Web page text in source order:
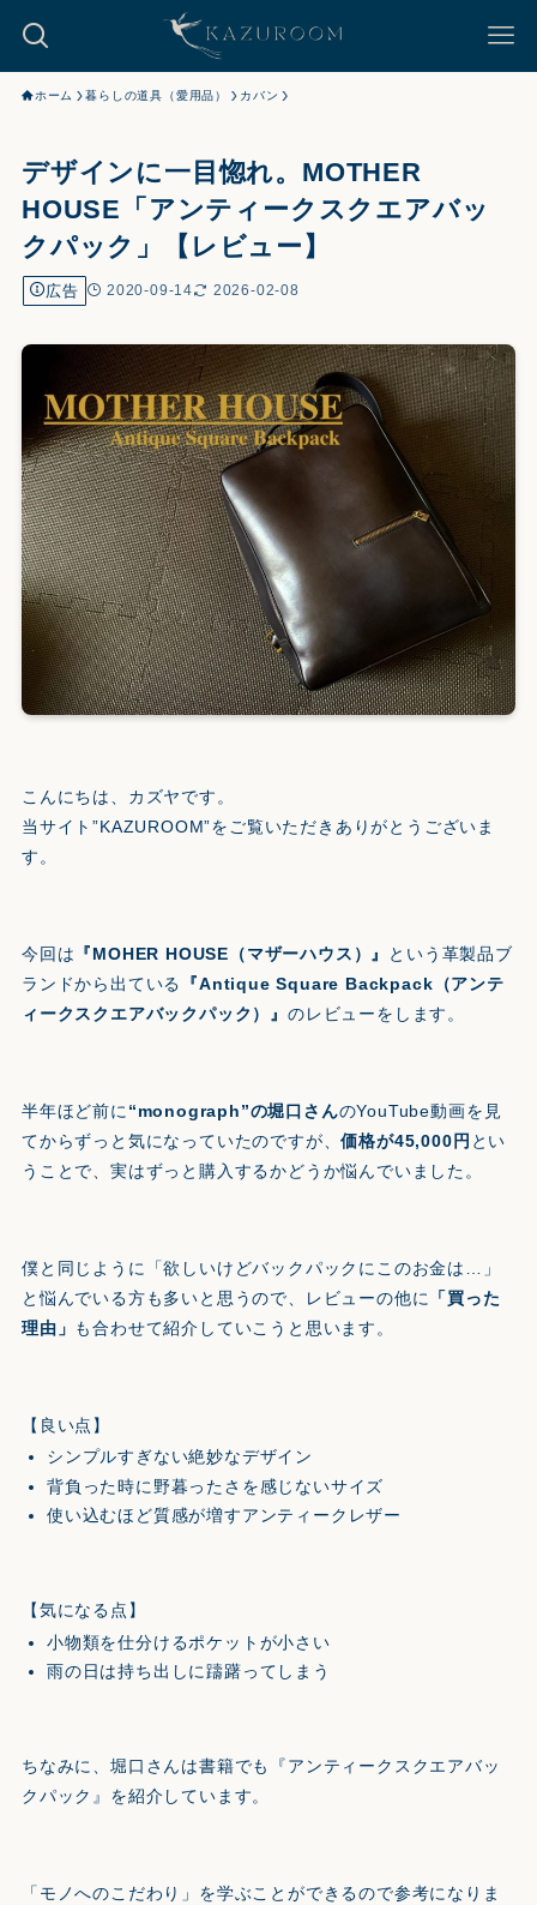
ホーム 暮らしの道具（愛用品） カバン
デザインに一目惚れ。MOTHER
HOUSE「アンティークスクエアバッ
クパック」【レビュー】
広告 2020-09-14 2026-02-08
こんにちは、カズヤです。
当サイト”KAZUROOM”をご覧いただきありがとうございま
す。
今回は 『MOHER HOUSE（マザーハウス）』
という革製品ブ
ランドから出ている
『Antique Square Backpack（アンテ
ィークスクエアバックパック）』のレビューをします。
半年ほど前に “monograph”の堀口さんのYouTube動画を見
てからずっと気になっていたのですが、価格が45,000円 とい
うことで、実はずっと購入するかどうか悩んでいました。
僕と同じように「欲しいけどバックパックにこのお金は…」
と悩んでいる方も多いと思うので、レビューの他に
「買った
理由」 も合わせて紹介していこうと思います。
【良い点】
シンプルすぎない絶妙なデザイン
背負った時に野暮ったさを感じないサイズ
使い込むほど質感が増すアンティークレザー
【気になる点】
小物類を仕分けるポケットが小さい
雨の日は持ち出しに躊躇ってしまう
ちなみに、堀口さんは書籍でも『アンティークスクエアバッ
クパック』を紹介しています。
「モノへのこだわり」を学ぶことができるので参考になりま